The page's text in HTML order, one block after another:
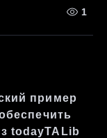
1
пример
todayTALib